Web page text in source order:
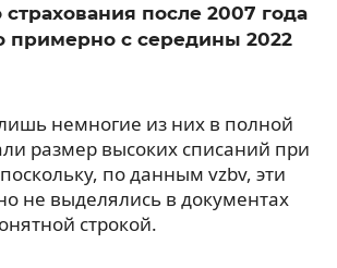
после 2007 года
примерно с середины 2022
немногие из них в полной
размер высоких списаний при
по данным vzbv, эти
не выделялись в документах
строкой.